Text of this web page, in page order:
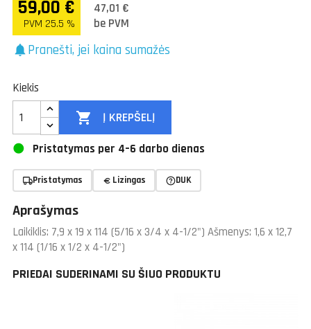
59,00 €
PVM 25.5 %
47,01 €
be PVM
notificationsPranešti, jei kaina sumažės
Kiekis
 Į KREPŠELĮ
Pristatymas per 4–6 darbo dienas
Pristatymas Lizingas DUK
Aprašymas
Laikiklis: 7,9 x 19 x 114 (5/16 x 3/4 x 4-1/2") Ašmenys: 1,6 x 12,7
x 114 (1/16 x 1/2 x 4-1/2")
PRIEDAI SUDERINAMI SU ŠIUO PRODUKTU